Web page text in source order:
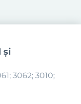
şi
3062; 3010;